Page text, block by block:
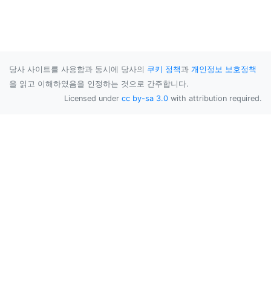
당사 사이트를 사용함과 동시에 당사의 쿠키 정책과 개인정보 보호정책
을 읽고 이해하였음을 인정하는 것으로 간주합니다.
Licensed under cc by-sa 3.0 with attribution required.